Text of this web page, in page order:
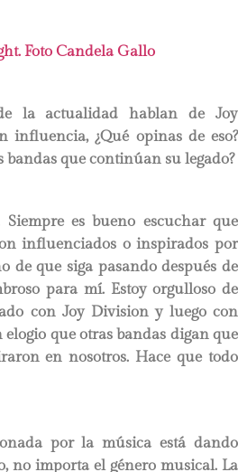
la actualidad hablan de Joy
influencia, ¿Qué opinas de eso?
bandas que continúan su legado?
es bueno escuchar que
influenciados o inspirados por
de que siga pasando después de
para mí. Estoy orgulloso de
con Joy Division y luego con
que otras bandas digan que
en nosotros. Hace que todo
por la música está dando
no importa el género musical. La